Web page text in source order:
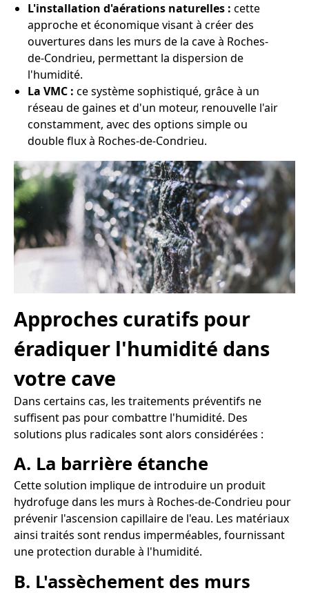
L'installation d'aérations naturelles : cette
approche et économique visant à créer des
ouvertures dans les murs de la cave à Roches-
de-Condrieu, permettant la dispersion de
l'humidité.
La VMC : ce système sophistiqué, grâce à un
réseau de gaines et d'un moteur, renouvelle l'air
constamment, avec des options simple ou
double flux à Roches-de-Condrieu.
Approches curatifs pour
éradiquer l'humidité dans
votre cave
Dans certains cas, les traitements préventifs ne
suffisent pas pour combattre l'humidité. Des
solutions plus radicales sont alors considérées :
A. La barrière étanche
Cette solution implique de introduire un produit
hydrofuge dans les murs à Roches-de-Condrieu pour
prévenir l'ascension capillaire de l'eau. Les matériaux
ainsi traités sont rendus imperméables, fournissant
une protection durable à l'humidité.
B. L'assèchement des murs